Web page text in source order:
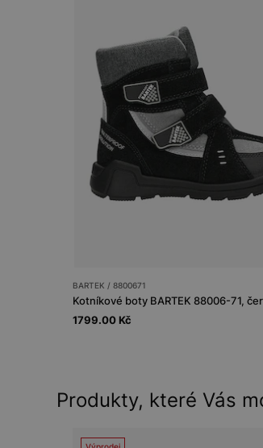
BARTEK / 8800671
Kotníkové boty BARTEK 88006-71,
1799.00 Kč
Produkty, které Vás